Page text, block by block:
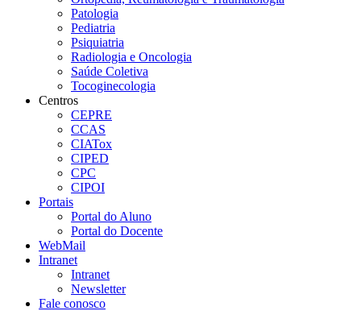
Patologia
Pediatria
Psiquiatria
Radiologia e Oncologia
Saúde Coletiva
Tocoginecologia
Centros
CEPRE
CCAS
CIATox
CIPED
CPC
CIPOI
Portais
Portal do Aluno
Portal do Docente
WebMail
Intranet
Intranet
Newsletter
Fale conosco